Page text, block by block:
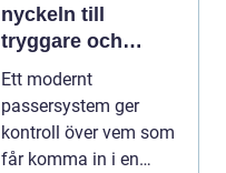
nyckeln till
tryggare och
smidigare tillträde
Ett modernt
passersystem ger
kontroll över vem som
får komma in i en